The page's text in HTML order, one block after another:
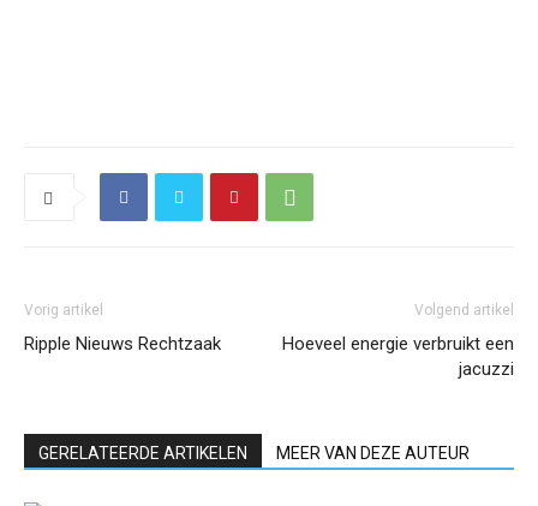
Vorig artikel
Ripple Nieuws Rechtzaak
Volgend artikel
Hoeveel energie verbruikt een
jacuzzi
GERELATEERDE ARTIKELEN MEER VAN DEZE AUTEUR